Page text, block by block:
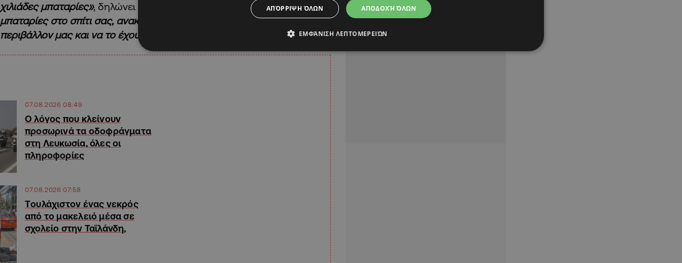
χιλιάδες μπαταρίες», δηλώνει μαθήτρια ενώ άλλος είπε
«Αν έχετε
μπαταρίες στο σπίτι σας, ανακυκλώστε τις για να μην καταστραφεί το
περιβάλλον μας και να το έχουμε καθαρό»
07.08.2026 08:49
Ο λόγος που κλείνουν
προσωρινά τα οδοφράγματα
στη Λευκωσία, όλες οι
πληροφορίες
07.08.2026 07:58
Tουλάχιστον ένας νεκρός
από το μακελειό μέσα σε
σχολείο στην Ταϊλάνδη,
ΑΠΟΔΟΧΉ ΌΛΩΝ
ΑΠΌΡΡΙΨΗ ΌΛΩΝ
ΕΜΦΆΝΙΣΗ ΛΕΠΤΟΜΕΡΕΙΏΝ